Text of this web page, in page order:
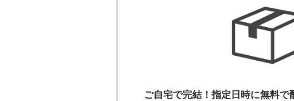
ご自宅で完結！指定日時に無料で